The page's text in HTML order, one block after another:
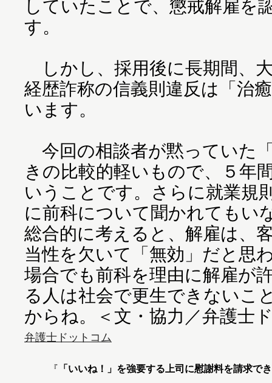
していたことで、懲戒解雇を
す。
しかし、採用後に長期間、
経歴詐称の信義則違反は「治
います。
今回の相談者が黙っていた
きの比較的軽いもので、５年
いうことです。さらに就業規
に前科について聞かれてもい
総合的に考えると、解雇は、
当性を欠いて「無効」だと思
場合でも前科を理由に解雇が
る人は社会で更生できないこ
からね。＜文・協力／弁護士
弁護士ドットコム
『 「いいね！」を強要する上司に慰謝料を請求で